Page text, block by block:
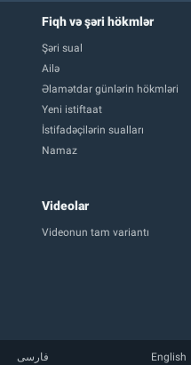
Fiqh və şəri hökmlər
Şəri sual
Ailə
Əlamətdar günlərin hökmləri
Yeni istiftaat
İstifadəçilərin sualları
Namaz
Videolar
Videonun tam variantı
فارسی English